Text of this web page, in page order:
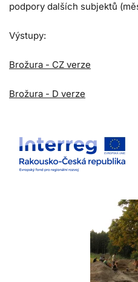
podpory dalších subjektů
Výstupy:
Brožura - CZ verze
Brožura - D verze